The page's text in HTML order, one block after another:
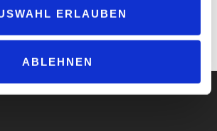
ERLAUBEN
ABLEHNEN
in Verbindung mit den Lichtkomponenten